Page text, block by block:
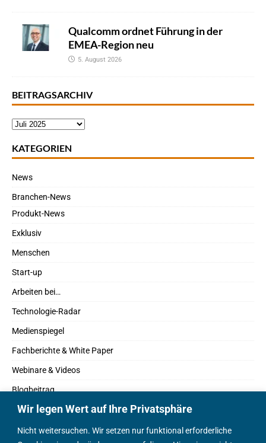
Wir legen Wert auf Ihre Privatsphäre
Nicht weitersuchen. Wir setzen nur funktional erforderliche
Qualcomm ordnet Führung in der
EMEA-Region neu
5. August 2026
BEITRAGSARCHIV
KATEGORIEN
News
Branchen-News
Produkt-News
Exklusiv
Menschen
Start-up
Arbeiten bei…
Technologie-Radar
Medienspiegel
Fachberichte & White Paper
Webinare & Videos
Blogbeitrag
Fachbücher
Marktreport